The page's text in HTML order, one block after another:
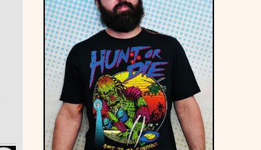
Adicionar
à lista de
desejos